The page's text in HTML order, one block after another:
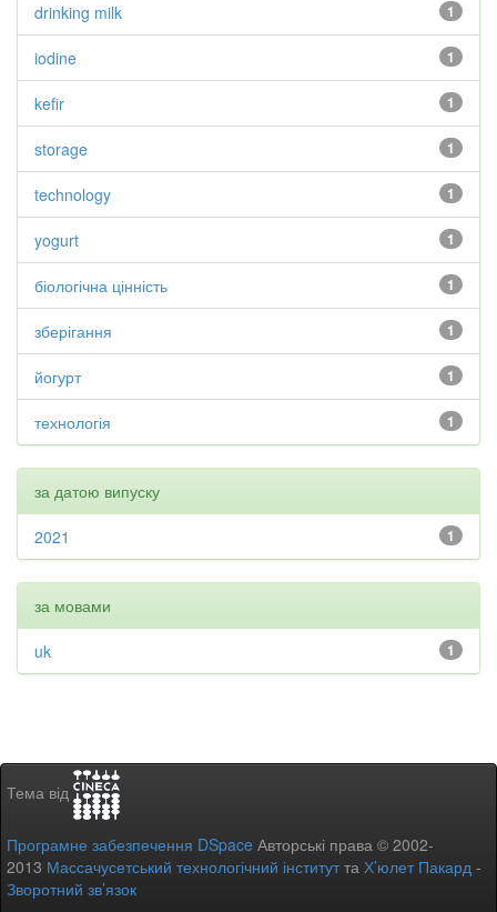
1
drinking milk
1
iodine
1
kefir
1
storage
1
technology
1
yogurt
1
біологічна цінність
1
зберігання
1
йогурт
1
технологія
за датою випуску
1
2021
за мовами
1
uk
Тема від
Програмне забезпечення DSpace Авторські права © 2002-
2013 Массачусетський технологічний інститутта Х’юлет Пакард -
Зворотний зв’язок